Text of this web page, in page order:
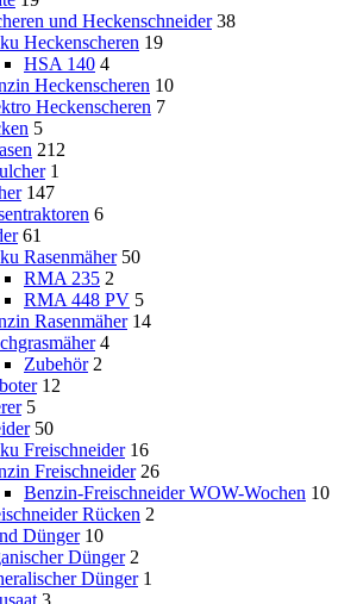
und Heckenschneider 38
Heckenscheren 19
HSA 140 4
Heckenscheren 10
Heckenscheren 7
5
212
1
147
6
61
Rasenmäher 50
RMA 235 2
RMA 448 PV 5
Rasenmäher 14
4
Zubehör 2
12
5
50
Freischneider 16
Freischneider 26
Benzin-Freischneider WOW-Wochen 10
Rücken 2
Dünger 10
Dünger 2
Dünger 1